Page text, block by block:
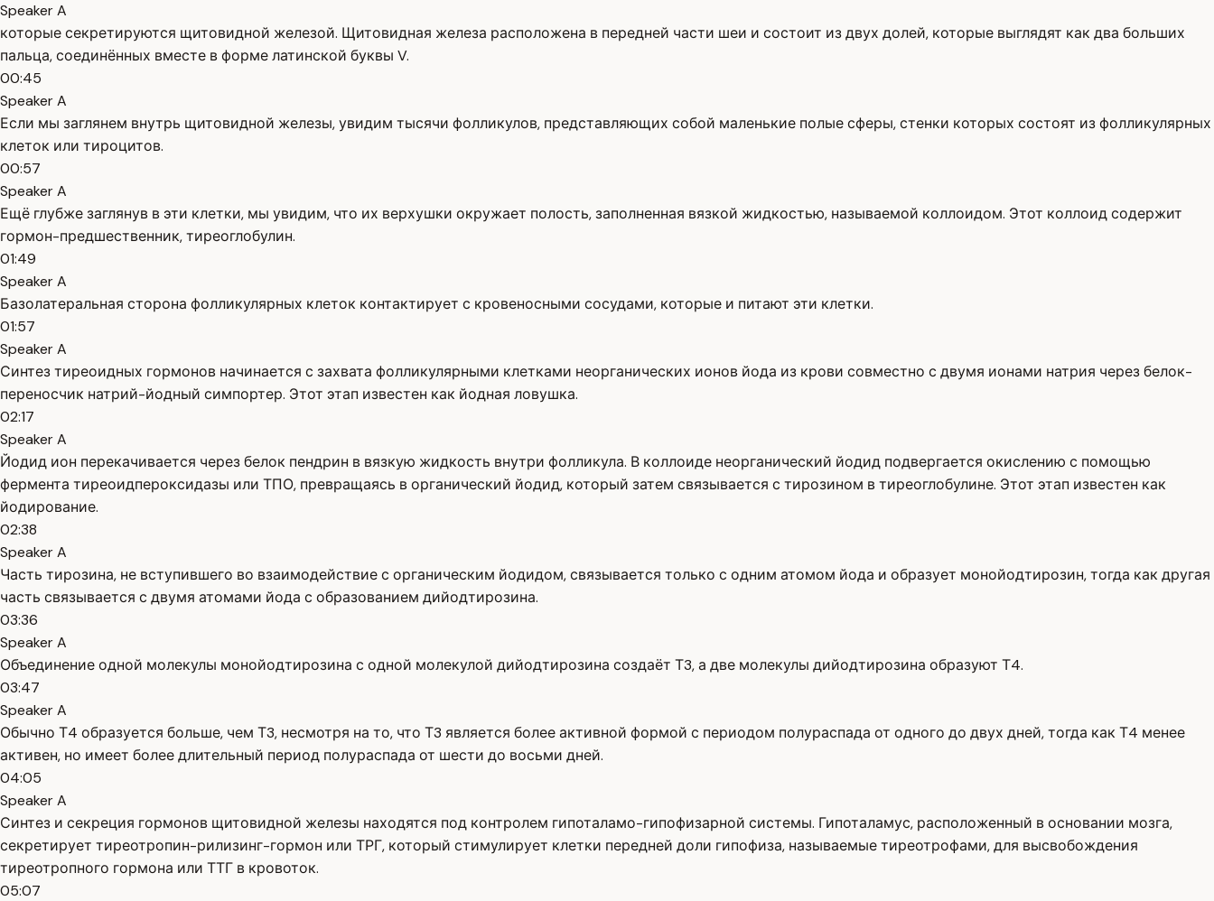
Speaker A
которые секретируются щитовидной железой. Щитовидная железа расположена в передней части шеи и состоит из двух долей, которые выглядят как два больших
пальца, соединённых вместе в форме латинской буквы V.
00:45
Speaker A
Если мы заглянем внутрь щитовидной железы, увидим тысячи фолликулов, представляющих собой маленькие полые сферы, стенки которых состоят из фолликулярных
клеток или тироцитов.
00:57
Speaker A
Ещё глубже заглянув в эти клетки, мы увидим, что их верхушки окружает полость, заполненная вязкой жидкостью, называемой коллоидом. Этот коллоид содержит
гормон-предшественник, тиреоглобулин.
01:49
Speaker A
Базолатеральная сторона фолликулярных клеток контактирует с кровеносными сосудами, которые и питают эти клетки.
01:57
Speaker A
Синтез тиреоидных гормонов начинается с захвата фолликулярными клетками неорганических ионов йода из крови совместно с двумя ионами натрия через белок-
переносчик натрий-йодный симпортер. Этот этап известен как йодная ловушка.
02:17
Speaker A
Йодид ион перекачивается через белок пендрин в вязкую жидкость внутри фолликула. В коллоиде неорганический йодид подвергается окислению с помощью
фермента тиреоидпероксидазы или ТПО, превращаясь в органический йодид, который затем связывается с тирозином в тиреоглобулине. Этот этап известен как
йодирование.
02:38
Speaker A
Часть тирозина, не вступившего во взаимодействие с органическим йодидом, связывается только с одним атомом йода и образует монойодтирозин, тогда как другая
часть связывается с двумя атомами йода с образованием дийодтирозина.
03:36
Speaker A
Объединение одной молекулы монойодтирозина с одной молекулой дийодтирозина создаёт Т3, а две молекулы дийодтирозина образуют Т4.
03:47
Speaker A
Обычно Т4 образуется больше, чем Т3, несмотря на то, что Т3 является более активной формой с периодом полураспада от одного до двух дней, тогда как Т4 менее
активен, но имеет более длительный период полураспада от шести до восьми дней.
04:05
Speaker A
Синтез и секреция гормонов щитовидной железы находятся под контролем гипоталамо-гипофизарной системы. Гипоталамус, расположенный в основании мозга,
секретирует тиреотропин-рилизинг-гормон или ТРГ, который стимулирует клетки передней доли гипофиза, называемые тиреотрофами, для высвобождения
тиреотропного гормона или ТТГ в кровоток.
05:07